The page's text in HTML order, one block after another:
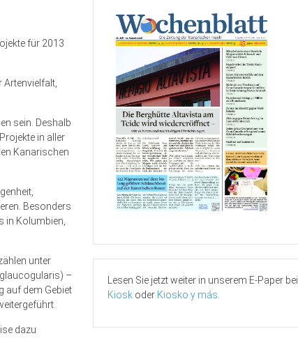
für 2013
sein. Deshalb
in aller
Kanarischen
Besonders
in Kolumbien,
unter
–
auf dem Gebiet
dazu
Lesen Sie jetzt weiter in unserem E-Paper bei
Kiosk oder Kiosko y más